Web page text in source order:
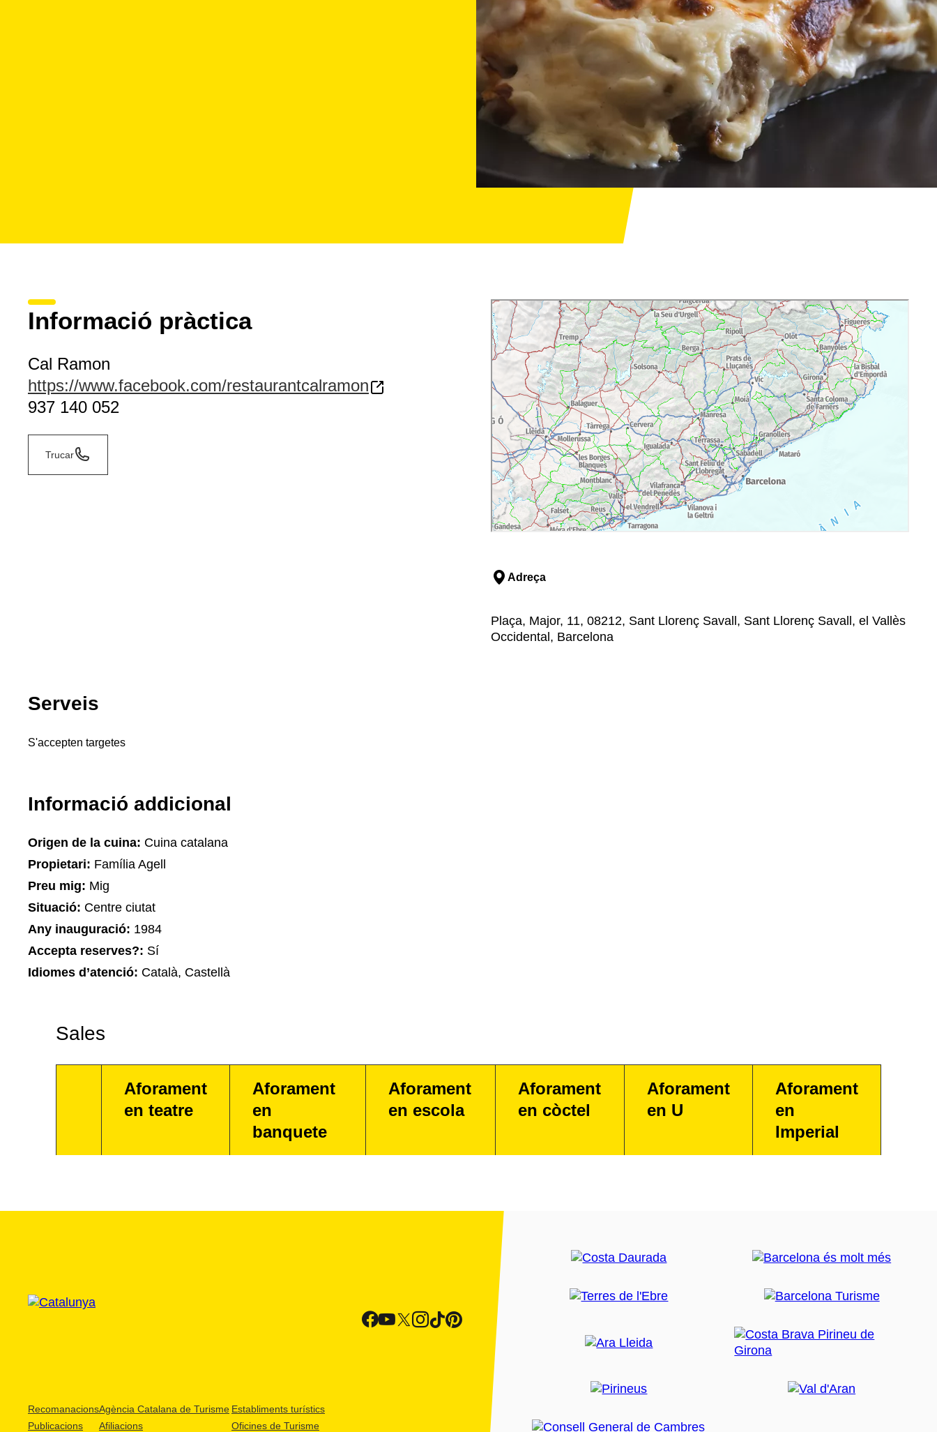
Informació pràctica
Cal Ramon
https://www.facebook.com/restaurantcalramon
937 140 052
Trucar
Adreça
Plaça, Major, 11, 08212, Sant Llorenç Savall, Sant Llorenç Savall, el Vallès
Occidental, Barcelona
Serveis
S'accepten targetes
Informació addicional
Origen de la cuina: Cuina catalana
Propietari: Família Agell
Preu mig: Mig
Situació: Centre ciutat
Any inauguració: 1984
Accepta reserves?: Sí
Idiomes d’atenció: Català, Castellà
Sales
Aforament
en teatre
Aforament
en
banquete
Aforament
en escola
Aforament
en còctel
Aforament
en U
Aforament
en
Imperial
Recomanacions
Publicacions
Agència Catalana de Turisme
Afiliacions
Establiments turístics
Oficines de Turisme